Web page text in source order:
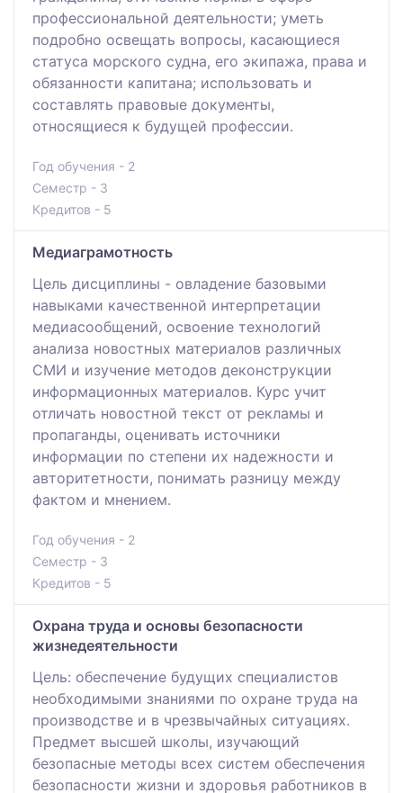
профессиональной деятельности; уметь
подробно освещать вопросы, касающиеся
статуса морского судна, его экипажа, права и
обязанности капитана; использовать и
составлять правовые документы,
относящиеся к будущей профессии.
Год обучения - 2
Семестр - 3
Кредитов - 5
Медиаграмотность
Цель дисциплины - овладение базовыми
навыками качественной интерпретации
медиасообщений, освоение технологий
анализа новостных материалов различных
СМИ и изучение методов деконструкции
информационных материалов. Курс учит
отличать новостной текст от рекламы и
пропаганды, оценивать источники
информации по степени их надежности и
авторитетности, понимать разницу между
фактом и мнением.
Год обучения - 2
Семестр - 3
Кредитов - 5
Охрана труда и основы безопасности
жизнедеятельности
Цель: обеспечение будущих специалистов
необходимыми знаниями по охране труда на
производстве и в чрезвычайных ситуациях.
Предмет высшей школы, изучающий
безопасные методы всех систем обеспечения
безопасности жизни и здоровья работников в